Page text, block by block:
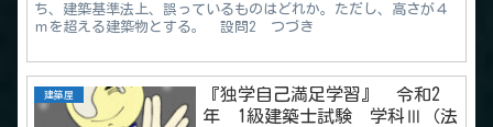
ち、建築基準法上、誤っているものはどれか。ただし、高さが４
ｍを超える建築物とする。 設問2 つづき
建築屋
『独学自己満足学習』 令和2
年 1級建築士試験 学科Ⅲ（法